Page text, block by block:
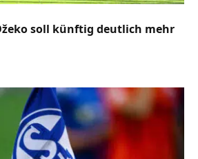
soll künftig deutlich mehr